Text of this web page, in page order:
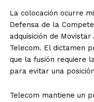
La colocación ocurre
Defensa de la
adquisición de
Telecom. El dictamen
que la fusión requiere
para evitar una
Telecom mantiene un